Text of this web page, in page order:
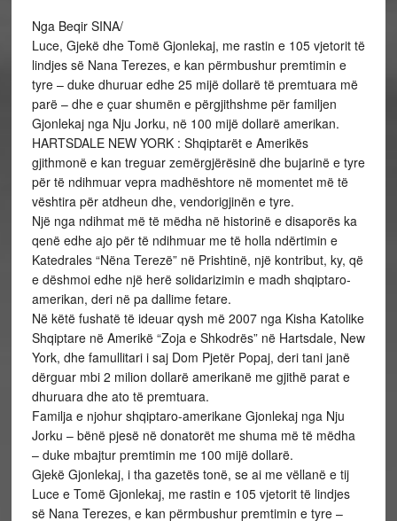
Nga Beqir SINA/
Luce, Gjekë dhe Tomë Gjonlekaj, me rastin e 105 vjetorit të
lindjes së Nana Terezes, e kan përmbushur premtimin e
tyre – duke dhuruar edhe 25 mijë dollarë të premtuara më
parë – dhe e çuar shumën e përgjithshme për familjen
Gjonlekaj nga Nju Jorku, në 100 mijë dollarë amerikan.
HARTSDALE NEW YORK : Shqiptarët e Amerikës
gjithmonë e kan treguar zemërgjërësinë dhe bujarinë e tyre
për të ndihmuar vepra madhështore në momentet më të
vështira për atdheun dhe, vendorigjinën e tyre.
Një nga ndihmat më të mëdha në historinë e disaporës ka
qenë edhe ajo për të ndihmuar me të holla ndërtimin e
Katedrales “Nëna Terezë” në Prishtinë, një kontribut, ky, që
e dëshmoi edhe një herë solidarizimin e madh shqiptaro-
amerikan, deri në pa dallime fetare.
Në këtë fushatë të ideuar qysh më 2007 nga Kisha Katolike
Shqiptare në Amerikë “Zoja e Shkodrës” në Hartsdale, New
York, dhe famullitari i saj Dom Pjetër Popaj, deri tani janë
dërguar mbi 2 milion dollarë amerikanë me gjithë parat e
dhuruara dhe ato të premtuara.
Familja e njohur shqiptaro-amerikane Gjonlekaj nga Nju
Jorku – bënë pjesë në donatorët me shuma më të mëdha
– duke mbajtur premtimin me 100 mijë dollarë.
Gjekë Gjonlekaj, i tha gazetës tonë, se ai me vëllanë e tij
Luce e Tomë Gjonlekaj, me rastin e 105 vjetorit të lindjes
së Nana Terezes, e kan përmbushur premtimin e tyre –